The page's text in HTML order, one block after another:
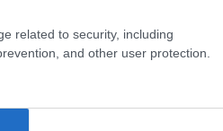
related to security, including
and other user protection.
tárgyává vált, sokan
megvizsgálni,…